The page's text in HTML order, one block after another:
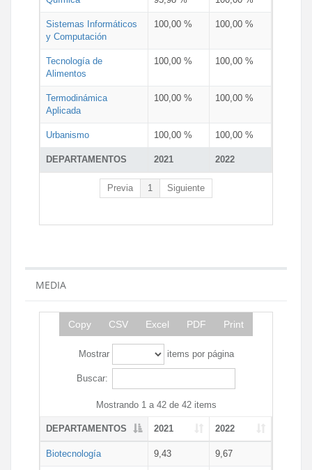
DEPARTAMENTOS 2021 2022
Sistemas Informáticos
y Computación
100,00 % 100,00 %
Tecnología de
Alimentos
100,00 % 100,00 %
Termodinámica
Aplicada
100,00 % 100,00 %
Urbanismo 100,00 % 100,00 %
Previa 1 Siguiente
MEDIA
Copy CSV Excel PDF Print
Mostrar items por página
Buscar:
Mostrando 1 a 42 de 42 items
DEPARTAMENTOS 2021 2022
Biotecnología 9,43 9,67